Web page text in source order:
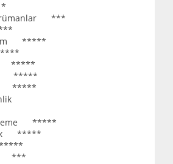
***
*****
*****
*****
*****
*****
*****
***